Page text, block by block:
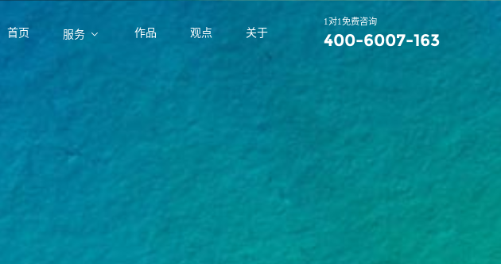
首页 服务 作品 观点 关于
1对1免费咨询
400-6007-163